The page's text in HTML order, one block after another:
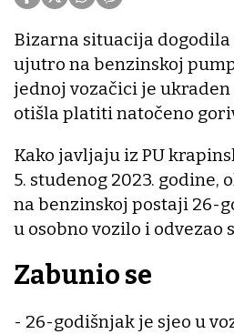
Bizarna situacija dogodila
ujutro na benzinskoj
jednoj vozačici je
otišla platiti natočeno
Kako javljaju iz PU
5. studenog 2023. godine,
na benzinskoj postaji 26-
u osobno vozilo i odvezao
Zabunio se
- 26-godišnjak je sjeo u